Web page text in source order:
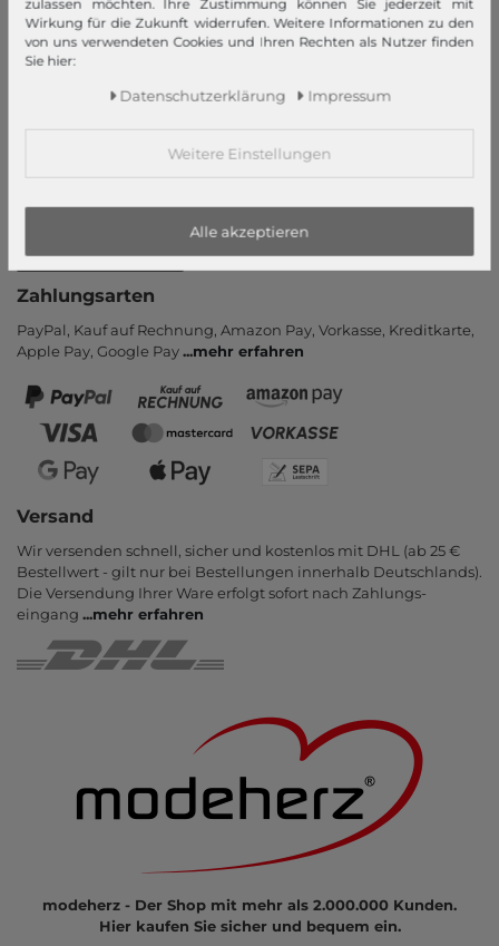
Informationen
Kontakt
Rücksendung
Rückrufservice
Newsletter
Vertrag widerrufen
Zahlungsarten
PayPal, Kauf auf Rechnung, Amazon Pay, Vor­kasse, Kredit­karte,
Apple Pay, Google Pay...mehr erfahren
Versand
Wir versenden schnell, sicher und kostenlos mit DHL (ab 25 €
Bestell­wert - gilt nur bei Bestel­lungen inner­halb Deutsch­lands).
Die Ver­sendung Ihrer Ware er­folgt sofort nach Zahlungs­
eingang ...mehr erfahren
modeherz - Der Shop mit mehr als 2.000.000 Kunden.
Hier kaufen Sie sicher und bequem ein.
zulassen möchten. Ihre Zustimmung können Sie jederzeit mit
Wirkung für die Zukunft widerrufen. Weitere Informationen zu den
von uns verwendeten Cookies und Ihren Rechten als Nutzer finden
Sie hier:
Daten­schutz­erklärung Impressum
Weitere Einstellungen
Alle akzeptieren